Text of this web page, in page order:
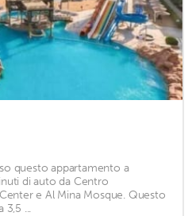
questo appartamento a
di auto da Centro
e Al Mina Mosque. Questo
3,5 ...